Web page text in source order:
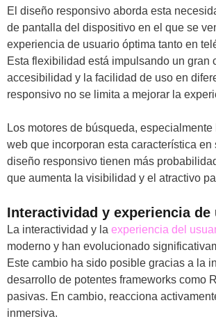
El diseño responsivo aborda esta
de pantalla del dispositivo en el que se
experiencia de usuario óptima tanto en
Esta flexibilidad está impulsando un gran
accesibilidad y la facilidad de uso en
responsivo no se limita a mejorar la
Los motores de búsqueda,
web que incorporan esta característica
diseño responsivo tienen más
que aumenta la visibilidad y el atractivo
Interactividad y experiencia de
La interactividad y la experiencia del
moderno y han evolucionado
Este cambio ha sido posible gracias a la
desarrollo de potentes frameworks como
pasivas. En cambio, reacciona
inmersiva.